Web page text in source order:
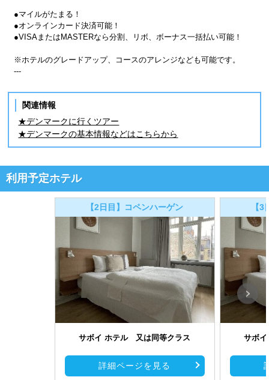
●マイルがたまる！
●オンラインカード決済可能！
●VISAまたはMASTERなら分割、リボ、ボーナス一括払い可能！
※ホテルのグレードアップ、コースのアレンジなども可能です。
---
関連情報
★デンマークに行くツアー
★デンマークの基本情報などはこちらから
利用予定ホテル
【2日目】コペンハーゲン
サボイ ホテル 又は同等クラス
詳細ページを見る
【
サボ